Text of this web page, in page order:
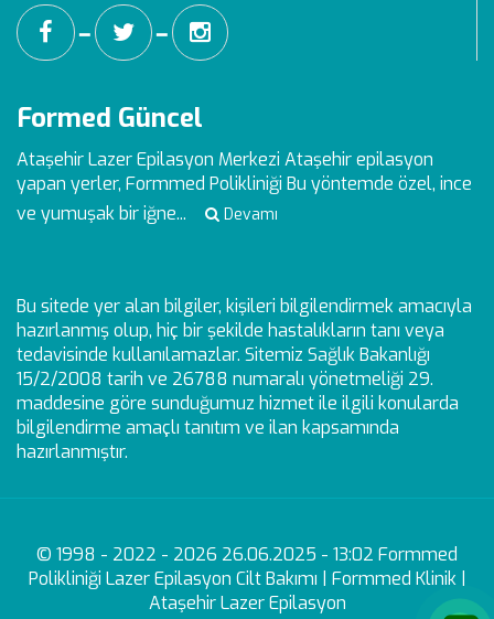
━ ━
Formed Güncel
Ataşehir Lazer Epilasyon Merkezi Ataşehir epilasyon
yapan yerler, Formmed Polikliniği Bu yöntemde özel, ince
ve yumuşak bir iğne...
Devamı
Bu sitede yer alan bilgiler, kişileri bilgilendirmek amacıyla
hazırlanmış olup, hiç bir şekilde hastalıkların tanı veya
tedavisinde kullanılamazlar. Sitemiz Sağlık Bakanlığı
15/2/2008 tarih ve 26788 numaralı yönetmeliği 29.
maddesine göre sunduğumuz hizmet ile ilgili konularda
bilgilendirme amaçlı tanıtım ve ilan kapsamında
hazırlanmıştır.
© 1998 - 2022 - 2026 26.06.2025 - 13:02 Formmed
Polikliniği Lazer Epilasyon Cilt Bakımı | Formmed Klinik |
Ataşehir Lazer Epilasyon